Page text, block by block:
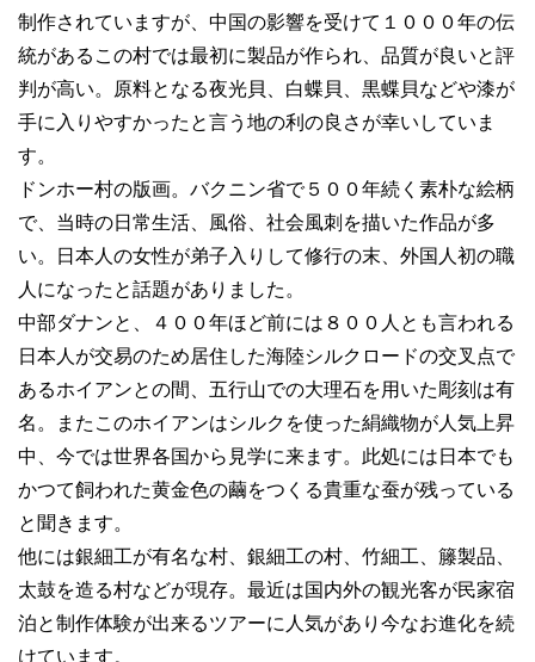
制作されていますが、中国の影響を受けて１０００年の伝
統があるこの村では最初に製品が作られ、品質が良いと評
判が高い。原料となる夜光貝、白蝶貝、黒蝶貝などや漆が
手に入りやすかったと言う地の利の良さが幸いしていま
す。
ドンホー村の版画。バクニン省で５００年続く素朴な絵柄
で、当時の日常生活、風俗、社会風刺を描いた作品が多
い。日本人の女性が弟子入りして修行の末、外国人初の職
人になったと話題がありました。
中部ダナンと、４００年ほど前には８００人とも言われる
日本人が交易のため居住した海陸シルクロードの交叉点で
あるホイアンとの間、五行山での大理石を用いた彫刻は有
名。またこのホイアンはシルクを使った絹織物が人気上昇
中、今では世界各国から見学に来ます。此処には日本でも
かつて飼われた黄金色の繭をつくる貴重な蚕が残っている
と聞きます。
他には銀細工が有名な村、銀細工の村、竹細工、籐製品、
太鼓を造る村などが現存。最近は国内外の観光客が民家宿
泊と制作体験が出来るツアーに人気があり今なお進化を続
けています。